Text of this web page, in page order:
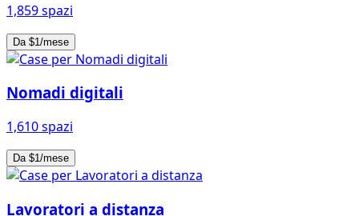
1,859 spazi
Da $1/mese
Nomadi digitali
1,610 spazi
Da $1/mese
Lavoratori a distanza